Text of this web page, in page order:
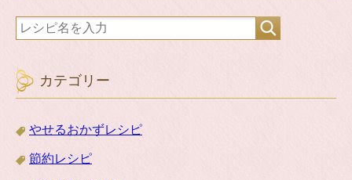
カテゴリー
やせるおかずレシピ
節約レシピ